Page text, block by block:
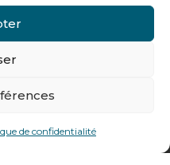
de confidentialité